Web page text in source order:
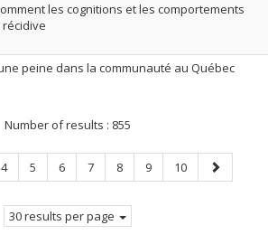
les cognitions et les comportements
peine dans la communauté au Québec
Number of results : 855
Page
4 Page
5 Page
6 Page
7 Page
8 Page
9 Page
10
Next
page
30 results per page